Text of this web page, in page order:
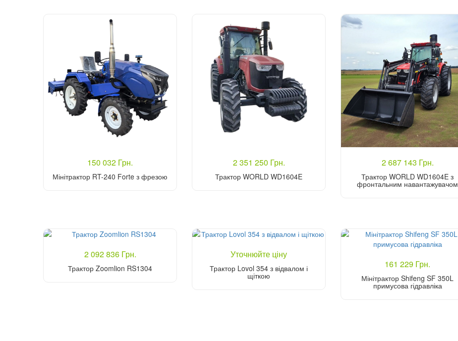
150 032 Грн.
Мінітрактор RT-240 Forte з фрезою
2 351 250 Грн.
Трактор WORLD WD1604E
2 687 143 Грн.
Трактор WORLD WD1604E з
фронтальним навантажувачом
2 092 836 Грн.
Трактор Zoomlion RS1304
Уточнюйте ціну
Трактор Lovol 354 з відвалом і
щіткою
161 229 Грн.
Мінітрактор Shifeng SF 350L
примусова гідравліка